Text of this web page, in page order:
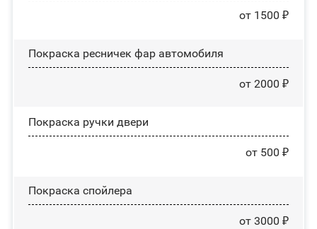
от 1500 ₽
Покраска ресничек фар автомобиля
от 2000 ₽
Покраска ручки двери
от 500 ₽
Покраска спойлера
от 3000 ₽